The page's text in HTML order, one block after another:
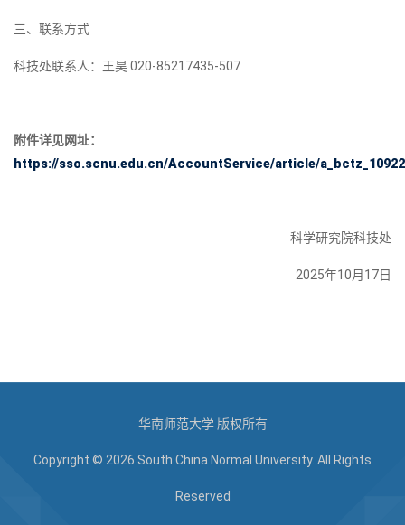
三、联系方式
科技处联系人：王昊 020-85217435-507
附件详见网址：
https://sso.scnu.edu.cn/AccountService/article/
科学研究院科技处
2025年10月17日
华南师范大学 版权所有
Copyright © 2026 South China Normal University. All Rights
Reserved